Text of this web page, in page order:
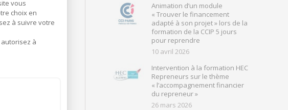
thème
Animation d’un module
« Trouver le financement
adapté à son projet » lors de la
formation de la CCIP 5 jours
pour reprendre
10 avril 2026
Intervention à la formation HEC
Repreneurs sur le thème
« l’accompagnement financier
du repreneur »
26 mars 2026